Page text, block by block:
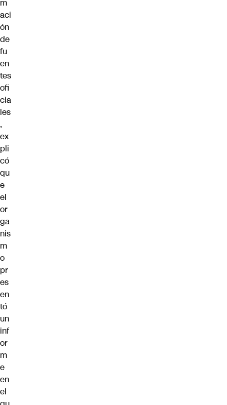
m
aci
ón
de
fu
en
tes
ofi
cia
les
,
ex
pli
có
qu
e
el
or
ga
nis
m
o
pr
es
en
tó
un
inf
or
m
e
en
el